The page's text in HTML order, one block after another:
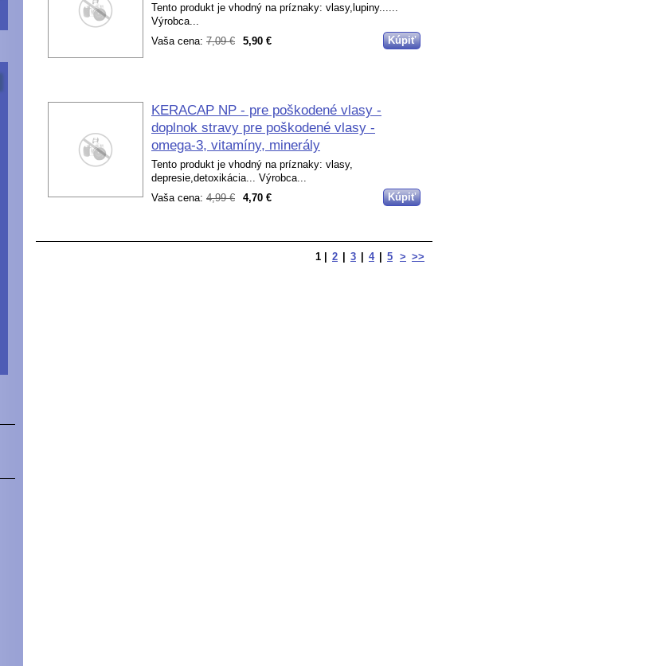
Tento produkt je vhodný na príznaky: vlasy,lupiny......
Výrobca...
Vaša cena: 7,09 € 5,90 €
KERACAP NP - pre poškodené vlasy -
doplnok stravy pre poškodené vlasy -
omega-3, vitamíny, minerály
Tento produkt je vhodný na príznaky: vlasy,
depresie,detoxikácia... Výrobca...
Vaša cena: 4,99 € 4,70 €
1 | 2 | 3 | 4 | 5 > >>